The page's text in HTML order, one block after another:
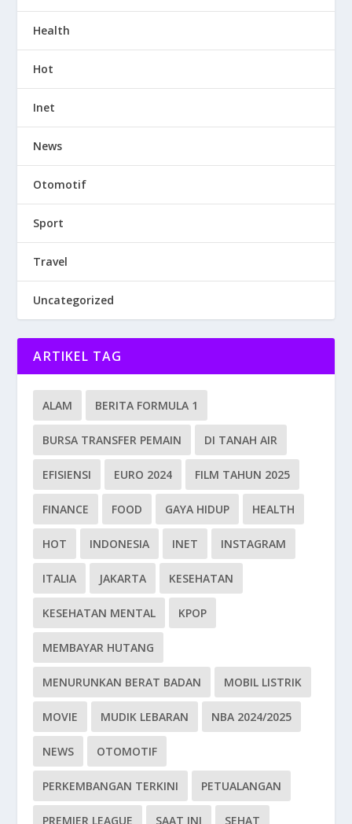
Health
Hot
Inet
News
Otomotif
Sport
Travel
Uncategorized
ARTIKEL TAG
ALAM BERITA FORMULA 1
BURSA TRANSFER PEMAIN DI TANAH AIR
EFISIENSI EURO 2024 FILM TAHUN 2025
FINANCE FOOD GAYA HIDUP HEALTH
HOT INDONESIA INET INSTAGRAM
ITALIA JAKARTA KESEHATAN
KESEHATAN MENTAL KPOP
MEMBAYAR HUTANG
MENURUNKAN BERAT BADAN MOBIL LISTRIK
MOVIE MUDIK LEBARAN NBA 2024/2025
NEWS OTOMOTIF
PERKEMBANGAN TERKINI PETUALANGAN
PREMIER LEAGUE SAAT INI SEHAT